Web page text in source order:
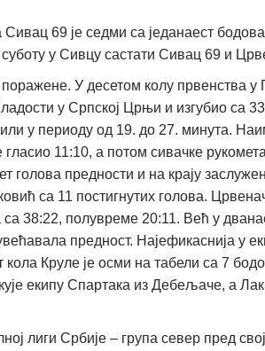
69 је седми са једанаест
у Сивцу састати Сивац 69 и
У десетом колу првенства у
у Српској Црњи и изгубио са
у периоду од 19. до 27. минута.
гласио 11:10, а потом сивачке
голова предности и на крају
са 11 постигнутих голова.
38:22, полувреме 20:11. Већ у
предност. Најефикаснија у
Круле је осми на табели са 7
екипу Спартака из Дебељаче, а
лиги Србије – група север пред